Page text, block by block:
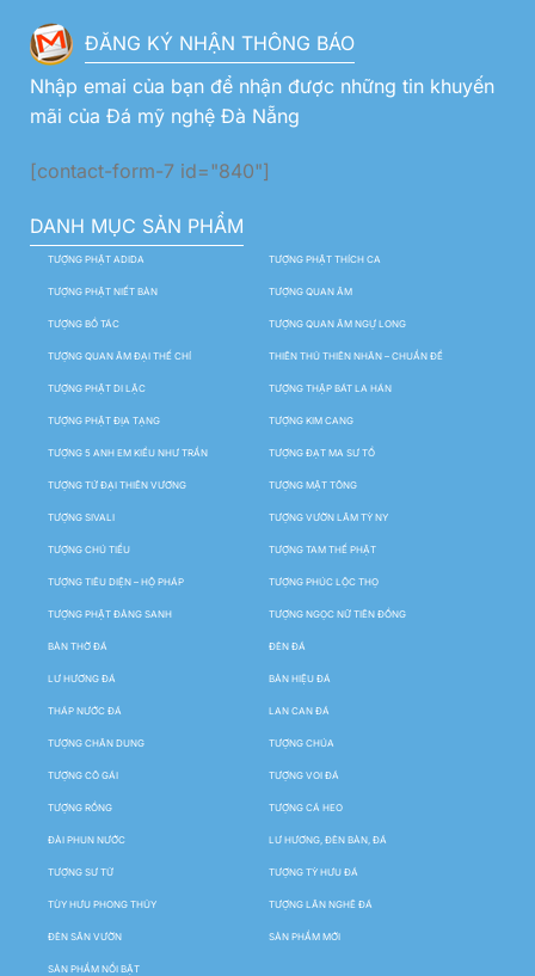
ĐĂNG KÝ NHẬN THÔNG BÁO
Nhập emai của bạn để nhận được những tin khuyến
mãi của Đá mỹ nghệ Đà Nẵng
[contact-form-7 id="840"]
DANH MỤC SẢN PHẨM
TƯỢNG PHẬT ADIDA TƯỢNG PHẬT THÍCH CA
TƯỢNG PHẬT NIẾT BÀN TƯỢNG QUAN ÂM
TƯỢNG BỒ TÁC TƯỢNG QUAN ÂM NGỰ LONG
TƯỢNG QUAN ÂM ĐẠI THẾ CHÍ THIÊN THỦ THIÊN NHÃN – CHUẨN ĐỀ
TƯỢNG PHẬT DI LẶC TƯỢNG THẬP BÁT LA HÁN
TƯỢNG PHẬT ĐỊA TẠNG TƯỢNG KIM CANG
TƯỢNG 5 ANH EM KIỀU NHƯ TRẦN TƯỢNG ĐẠT MA SƯ TỔ
TƯỢNG TỨ ĐẠI THIÊN VƯƠNG TƯỢNG MẬT TÔNG
TƯỢNG SIVALI TƯỢNG VƯỜN LÂM TỲ NY
TƯỢNG CHÚ TIỂU TƯỢNG TAM THẾ PHẬT
TƯỢNG TIÊU DIỆN – HỘ PHÁP TƯỢNG PHÚC LỘC THỌ
TƯỢNG PHẬT ĐẢNG SANH TƯỢNG NGỌC NỮ TIÊN ĐỒNG
BÀN THỜ ĐÁ ĐÈN ĐÁ
LƯ HƯƠNG ĐÁ BẢN HIỆU ĐÁ
THÁP NƯỚC ĐÁ LAN CAN ĐÁ
TƯỢNG CHÂN DUNG TƯỢNG CHÚA
TƯỢNG CÔ GÁI TƯỢNG VOI ĐÁ
TƯỢNG RỒNG TƯỢNG CÁ HEO
ĐÀI PHUN NƯỚC LƯ HƯƠNG, ĐÈN BÀN, ĐÁ
TƯỢNG SƯ TỬ TƯỢNG TỲ HƯU ĐÁ
TÙY HƯU PHONG THỦY TƯỢNG LÂN NGHÊ ĐÁ
ĐÈN SÂN VƯỜN SẢN PHẨM MỚI
SẢN PHẨM NỔI BẬT